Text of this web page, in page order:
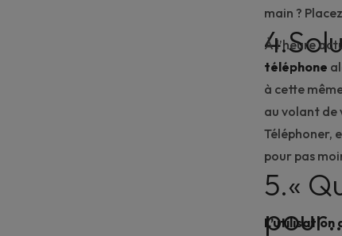
main ?
À l’heure
téléphone
à cette
au volant de
Téléphoner,
pour pas
5.«
L’utilisation